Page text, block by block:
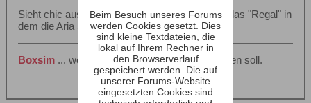
Sieht chic aus. Die Simu ist ja merkwürdig. Ist das "Regal" in
dem die Aria SCs stehen hinten offen?
Boxsim ... wenn Lautsprechersimulation gelingen soll.
Beim Besuch unseres Forums
werden Cookies gesetzt. Dies
sind kleine Textdateien, die
lokal auf Ihrem Rechner in
den Browserverlauf
gespeichert werden. Die auf
unserer Forums-Website
eingesetzten Cookies sind